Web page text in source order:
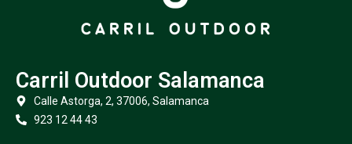
Carril Outdoor Salamanca
Calle Astorga, 2, 37006, Salamanca
923 12 44 43